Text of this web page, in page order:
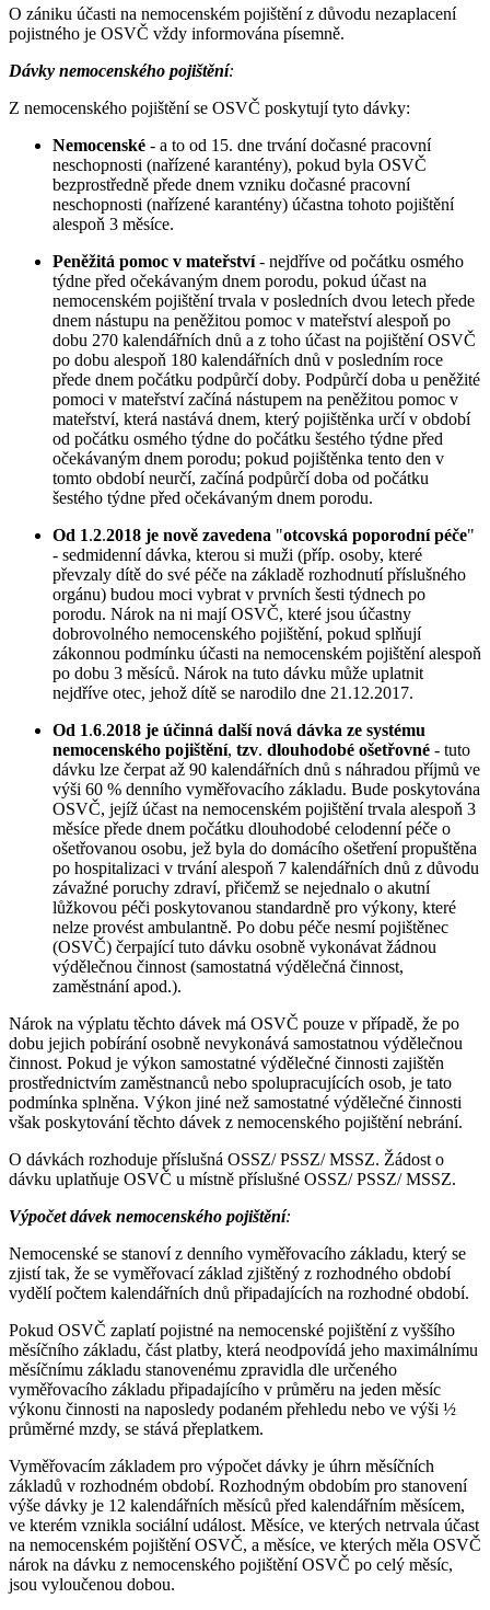
O zániku účasti na nemocenském pojištění z důvodu nezaplacení
pojistného je OSVČ vždy informována písemně.
Dávky nemocenského pojištění:
Z nemocenského pojištění se OSVČ poskytují tyto dávky:
Nemocenské - a to od 15. dne trvání dočasné pracovní
neschopnosti (nařízené karantény), pokud byla OSVČ
bezprostředně přede dnem vzniku dočasné pracovní
neschopnosti (nařízené karantény) účastna tohoto pojištění
alespoň 3 měsíce.
Peněžitá pomoc v mateřství- nejdříve od počátku osmého
týdne před očekávaným dnem porodu, pokud účast na
nemocenském pojištění trvala v posledních dvou letech přede
dnem nástupu na peněžitou pomoc v mateřství alespoň po
dobu 270 kalendářních dnů a z toho účast na pojištění OSVČ
po dobu alespoň 180 kalendářních dnů v posledním roce
přede dnem počátku podpůrčí doby. Podpůrčí doba u peněžité
pomoci v mateřství začíná nástupem na peněžitou pomoc v
mateřství, která nastává dnem, který pojištěnka určí v období
od počátku osmého týdne do počátku šestého týdne před
očekávaným dnem porodu; pokud pojištěnka tento den v
tomto období neurčí, začíná podpůrčí doba od počátku
šestého týdne před očekávaným dnem porodu.
Od 1.2.2018 je nově zavedena "otcovská poporodní péče"
- sedmidenní dávka, kterou si muži (příp. osoby, které
převzaly dítě do své péče na základě rozhodnutí příslušného
orgánu) budou moci vybrat v prvních šesti týdnech po
porodu. Nárok na ni mají OSVČ, které jsou účastny
dobrovolného nemocenského pojištění, pokud splňují
zákonnou podmínku účasti na nemocenském pojištění alespoň
po dobu 3 měsíců. Nárok na tuto dávku může uplatnit
nejdříve otec, jehož dítě se narodilo dne 21.12.2017.
Od 1.6.2018 je účinná další nová dávka ze systému
nemocenského pojištění, tzv. dlouhodobé ošetřovné - tuto
dávku lze čerpat až 90 kalendářních dnů s náhradou příjmů ve
výši 60 % denního vyměřovacího základu. Bude poskytována
OSVČ, jejíž účast na nemocenském pojištění trvala alespoň 3
měsíce přede dnem počátku dlouhodobé celodenní péče o
ošetřovanou osobu, jež byla do domácího ošetření propuštěna
po hospitalizaci v trvání alespoň 7 kalendářních dnů z důvodu
závažné poruchy zdraví, přičemž se nejednalo o akutní
lůžkovou péči poskytovanou standardně pro výkony, které
nelze provést ambulantně. Po dobu péče nesmí pojištěnec
(OSVČ) čerpající tuto dávku osobně vykonávat žádnou
výdělečnou činnost (samostatná výdělečná činnost,
zaměstnání apod.).
Nárok na výplatu těchto dávek má OSVČ pouze v případě, že po
dobu jejich pobírání osobně nevykonává samostatnou výdělečnou
činnost. Pokud je výkon samostatné výdělečné činnosti zajištěn
prostřednictvím zaměstnanců nebo spolupracujících osob, je tato
podmínka splněna. Výkon jiné než samostatné výdělečné činnosti
však poskytování těchto dávek z nemocenského pojištění nebrání.
O dávkách rozhoduje příslušná OSSZ/ PSSZ/ MSSZ. Žádost o
dávku uplatňuje OSVČ u místně příslušné OSSZ/ PSSZ/ MSSZ.
Výpočet dávek nemocenského pojištění:
Nemocenské se stanoví z denního vyměřovacího základu, který se
zjistí tak, že se vyměřovací základ zjištěný z rozhodného období
vydělí počtem kalendářních dnů připadajících na rozhodné období.
Pokud OSVČ zaplatí pojistné na nemocenské pojištění z vyššího
měsíčního základu, část platby, která neodpovídá jeho maximálnímu
měsíčnímu základu stanovenému zpravidla dle určeného
vyměřovacího základu připadajícího v průměru na jeden měsíc
výkonu činnosti na naposledy podaném přehledu nebo ve výši ½
průměrné mzdy, se stává přeplatkem.
Vyměřovacím základem pro výpočet dávky je úhrn měsíčních
základů v rozhodném období. Rozhodným obdobím pro stanovení
výše dávky je 12 kalendářních měsíců před kalendářním měsícem,
ve kterém vznikla sociální událost. Měsíce, ve kterých netrvala účast
na nemocenském pojištění OSVČ, a měsíce, ve kterých měla OSVČ
nárok na dávku z nemocenského pojištění OSVČ po celý měsíc,
jsou vyloučenou dobou.